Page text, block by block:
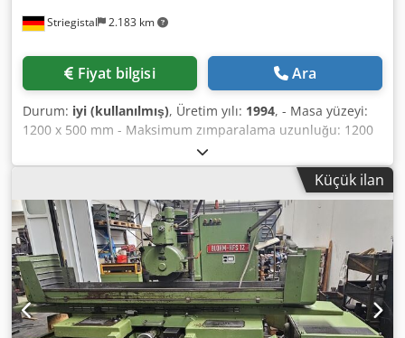
Striegistal 2.183 km
Fiyat bilgisi Ara
Durum: iyi (kullanılmış), Üretim yılı: 1994, - Masa yüzeyi:
1200 x 500 mm - Maksimum zımparalama uzunluğu: 1200
mm Dksdpfx Aqjzl Tmfsger - Maksimum zımparalama
genişliği: 500 mm
Küçük ilan